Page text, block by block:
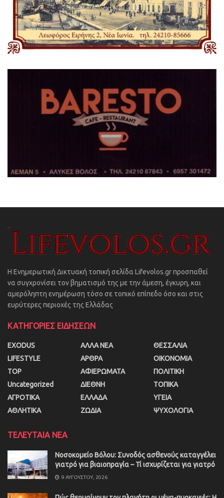
Η Ενημερωτική Δικτυακή τοπική σελίδα Lifevolos.gr προσπαθεί
να συγχρονίσει τον βηματισμό της με την άμεση, έγκυρη, και
αμερόληπτη ενημέρωση τόσο σε τοπικό επίπεδο όσο και στις
ευρύτερες περιοχές της Ελλάδας
ΚΑΤΗΓΟΡΙΕΣ ΕΙΔΗΣΕΩΝ
EXODUS
LIFESTYLE
TOP
Uncategorized
ΑΓΡΟΤΙΚΑ
ΑΘΛΗΤΙΚΑ
ΑΛΛΑ ΝΕΑ
ΑΡΘΡΑ
ΑΦΙΕΡΩΜΑΤΑ
ΔΙΕΘΝΗ
ΕΛΛΑΔΑ
ΖΩΔΙΑ
ΘΕΣΣΑΛΙΑ
ΟΙΚΟΝΟΜΙΑ
ΠΟΛΙΤΙΚΗ
ΤΟΠΙΚΑ
ΥΓΕΙΑ
ΨΥΧΟΛΟΓΙΑ
ΤΕΛΕΥΤΑΙΑ ΝΕΑ
Νοσοκομείο Βόλου: Συνοδός ασθενούς καταγγέλει
γιατρό για βιαιοπραγία – Τί ισχυρίζεται για γιατρό
9 ΑΥΓΟΎΣΤΟΥ, 2026